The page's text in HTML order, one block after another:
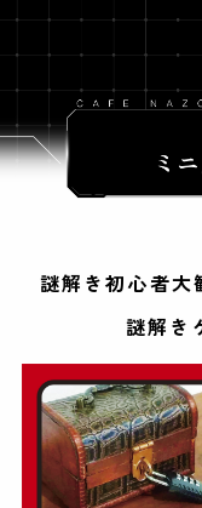
謎解き初心者大
謎解き